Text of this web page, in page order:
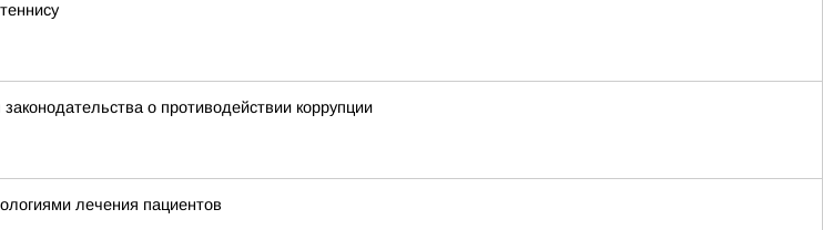
о противодействии коррупции
лечения пациентов